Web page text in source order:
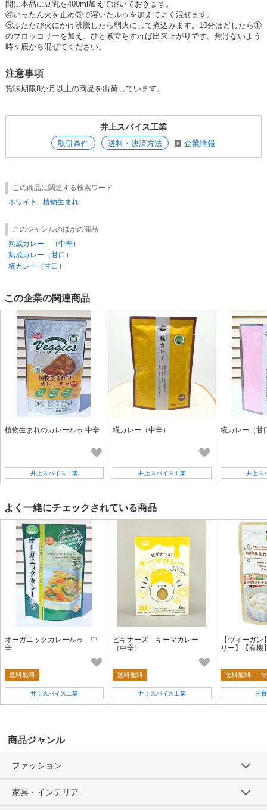
間に本品に豆乳を400ml加えて溶いておきます。
④いったん火を止め③で溶いたルゥを加えてよく混ぜます。
⑤ふたたび火にかけ沸騰したら弱火にして煮込みます。10分ほどしたら①
のブロッコリーを加え、ひと煮立ちすれば出来上がりです。焦げないよう
時々底から混ぜてください。
注意事項
賞味期限8か月以上の商品を出荷しています。
井上スパイス工業
取引条件 送料・決済方法 企業情報
この商品に関連する検索ワード
ホワイト
植物生まれ
このジャンルのほかの商品
熟成カレー （中辛）
熟成カレー（甘口）
糀カレー（甘口）
この企業の関連商品
植物生まれのカレールゥ 中辛
井上スパイス工業
糀カレー（中辛）
井上スパイス工業
糀カレー（甘
井上ス
よく一緒にチェックされている商品
オーガニックカレールゥ 中
辛
送料無料
井上スパイス工業
ビギナーズ キーマカレー
（中辛）
送料無料
井上スパイス工業
【ヴィーガ
リー】【有機
送料無料 一
三
商品ジャンル
ファッション
家具・インテリア